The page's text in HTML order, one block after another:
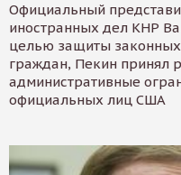
Официальный
иностранных дел КНР
целью защиты законных
граждан, Пекин принял
административные
официальных лиц США